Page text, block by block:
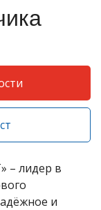
– лидер в
и